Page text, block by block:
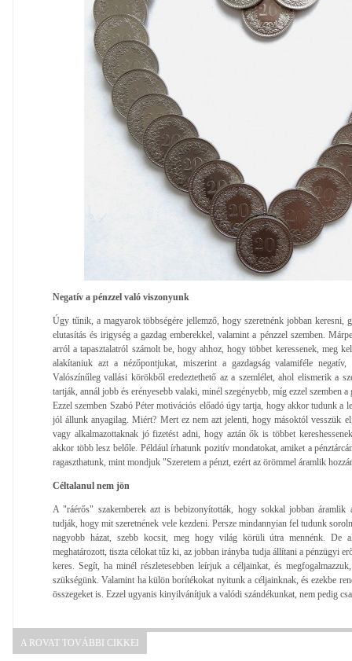
Negatív a pénzzel való viszonyunk
Úgy tűnik, a magyarok többségére jellemző, hogy szeretnénk jobban keresni,
elutasítás és irigység a gazdag emberekkel, valamint a pénzzel szemben.
arról a tapasztalatról számolt be, hogy ahhoz, hogy többet keressenek, meg
alakítaniuk azt a nézőpontjukat, miszerint a gazdagság valamiféle
Valószínűleg vallási körökből eredeztethető az a szemlélet, ahol elismerik a
tartják, annál jobb és erényesebb valaki, minél szegényebb, míg ezzel szemben
Ezzel szemben Szabó Péter motivációs előadó úgy tartja, hogy akkor tudunk a
jól állunk anyagilag. Miért? Mert ez nem azt jelenti, hogy másoktól vesszük
vagy alkalmazottaknak jó fizetést adni, hogy aztán ők is többet
akkor több lesz belőle. Például írhatunk pozitív mondatokat, amiket a
ragaszthatunk, mint mondjuk "Szeretem a pénzt, ezért az örömmel áramlik
Céltalanul nem jön
A "ráérős" szakemberek azt is bebizonyították, hogy sokkal jobban áramlik
tudják, hogy mit szeretnének vele kezdeni. Persze mindannyian fel tudunk
nagyobb házat, szebb kocsit, meg hogy világ körüli útra mennénk. De
meghatározott, tiszta célokat tűz ki, az jobban irányba tudja állítani a pénzügyi
keres. Segít, ha minél részletesebben leírjuk a céljainkat, és
szükségünk. Valamint ha külön borítékokat nyitunk a céljainknak, és ezekbe
összegeket is. Ezzel ugyanis kinyilvánítjuk a valódi szándékunkat, nem pedig
A ROVAT TOVÁBBI CIKKEI